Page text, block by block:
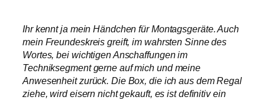
Ihr kennt ja mein Händchen für Montagsgeräte. Auch
mein Freundeskreis greift, im wahrsten Sinne des
Wortes, bei wichtigen Anschaffungen im
Techniksegment gerne auf mich und meine
Anwesenheit zurück. Die Box, die ich aus dem Regal
ziehe, wird eisern nicht gekauft, es ist definitiv ein